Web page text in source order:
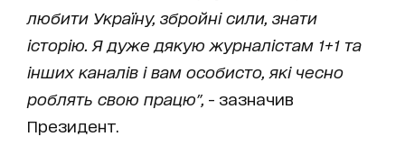
любити Україну, збройні сили, знати
історію. Я дуже дякую журналістам 1+1 та
інших каналів і вам особисто, які чесно
роблять свою працю", - зазначив
Президент.